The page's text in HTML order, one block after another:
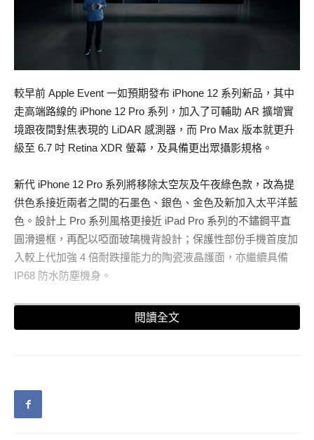
較早前 Apple Event 一如預期發布 iPhone 12 系列新品，其中
走高端路線的 iPhone 12 Pro 系列，加入了可輔助 AR 擴增實
境跟夜間對焦表現的 LiDAR 感測器，而 Pro Max 版本就更升
級至 6.7 吋 Retina XDR 螢幕，及具備更出眾攝影規格。
新代 iPhone 12 Pro 系列將移除太空灰及午夜綠色款，改為提
供色系接近兩者之間的石墨色、銀色、金色及新加入太平洋藍
色。設計上 Pro 系列風格更接近 iPad Pro 系列的不鏽鋼平直
圓滑邊框，再配以啞面玻璃機背設計；保護性部份手機首度加
入較上代加強 4 倍耐跌撞能力的陶瓷液晶護面，亦繼續具備
IP68 防水防塵機身。
閱讀全文